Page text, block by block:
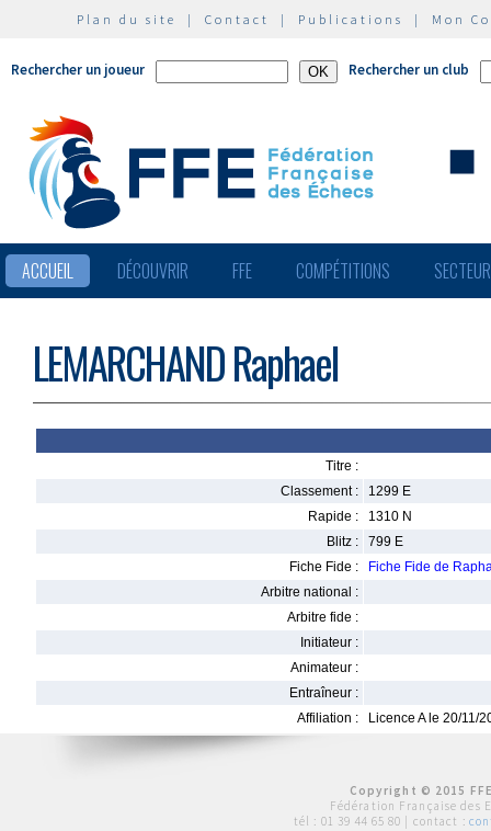
Plan du site | Contact | Publications | Mon
Rechercher un joueur Rechercher un club
ACCUEIL DÉCOUVRIR FFE COMPÉTITIONS
LEMARCHAND Raphael
Titre :
Classement :
1299 E
Rapide :
1310 N
Blitz :
799 E
Fiche Fide :
Fiche Fide de
Arbitre national :
Arbitre fide :
Initiateur :
Animateur :
Entraîneur :
Affiliation :
Licence A le 20/11/
Copyright © 2015
Fédération Française des
tél : 01 39 44 65 80 | contact :